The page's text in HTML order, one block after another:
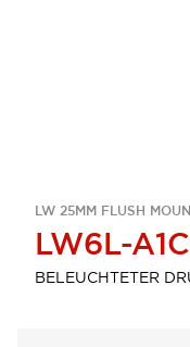
LW 25MM FLUSH
LW6L-
BELEUCHTETER